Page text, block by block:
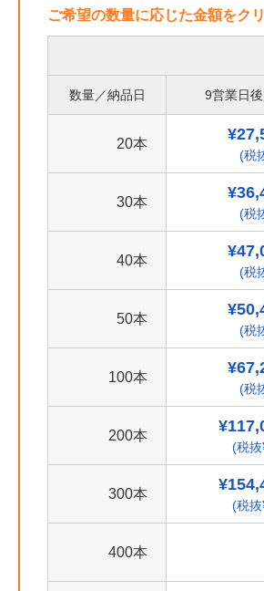
ご希望の数量に応じた金額をク
数量／納品日 9営業日
20本
(税
30本
(税
40本
(税
50本
(税
100本
(税
200本
(税
300本
(税
400本